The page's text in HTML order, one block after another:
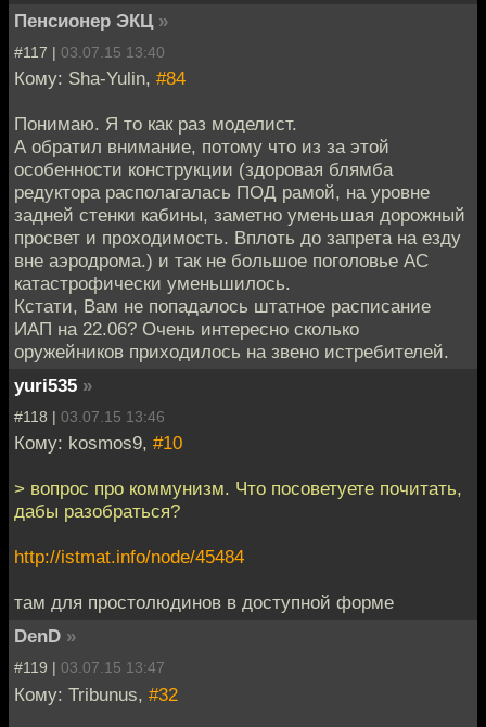
Пенсионер ЭКЦ »
#117 | 03.07.15 13:40
Кому: Sha-Yulin, #84
Понимаю. Я то как раз моделист.
А обратил внимание, потому что из за этой
особенности конструкции (здоровая блямба
редуктора располагалась ПОД рамой, на уровне
задней стенки кабины, заметно уменьшая дорожный
просвет и проходимость. Вплоть до запрета на езду
вне аэродрома.) и так не большое поголовье АС
катастрофически уменьшилось.
Кстати, Вам не попадалось штатное расписание
ИАП на 22.06? Очень интересно сколько
оружейников приходилось на звено истребителей.
yuri535 »
#118 | 03.07.15 13:46
Кому: kosmos9, #10
> вопрос про коммунизм. Что посоветуете почитать,
дабы разобраться?
http://istmat.info/node/45484
там для простолюдинов в доступной форме
DenD »
#119 | 03.07.15 13:47
Кому: Tribunus, #32